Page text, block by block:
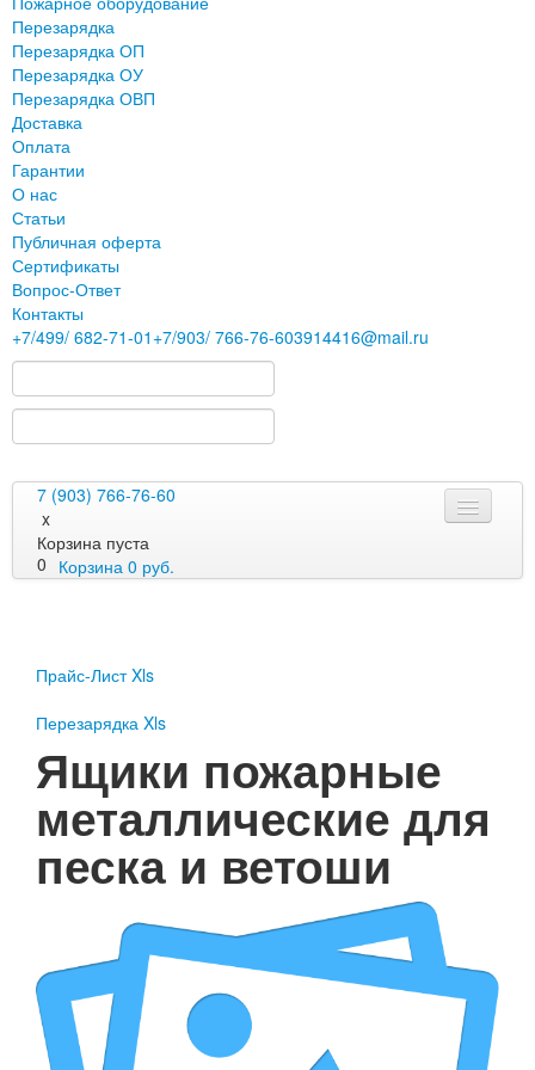
Перезарядка
Перезарядка ОП
Перезарядка ОУ
Перезарядка ОВП
Доставка
Оплата
Гарантии
О нас
Статьи
Публичная оферта
Сертификаты
Вопрос-Ответ
Контакты
+7/499/ 682-71-01 +7/903/ 766-76-603914416@mail.ru
7 (903) 766-76-60
x
Корзина пуста
0 Корзина 0 руб.
Перезарядка ОП
Перезарядка ОВП
Доставка
Оплата
Гарантии
Статьи
Публичная оферта
Сертификаты
Вопрос-Ответ
Контакты
Прайс-Лист Xls
Перезарядка Xls
Ящики пожарные
металлические для
песка и ветоши